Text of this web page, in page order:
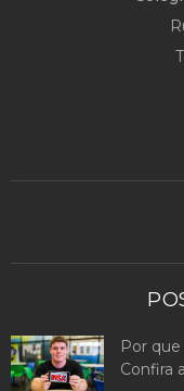
Por
Confira